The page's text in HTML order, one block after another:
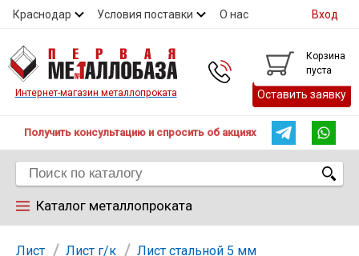
Краснодар Условия поставки О нас
Контакты
Контакты
Вход
Интернет-магазин металлопроката
Корзина
пуста
Оставить заявку
Получить консультацию и спросить об акциях
Каталог металлопроката
Арматура
Лист Лист г/к Лист стальной 5 мм